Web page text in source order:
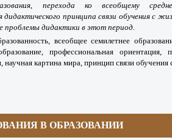
перехода ко всеобщему
дидактического принципа связи обучения с
проблемы дидактики в этот период.
всеобщее семилетнее
профессиональная ориентация,
научная картина мира, принцип связи обучения
В ОБРАЗОВАНИИ